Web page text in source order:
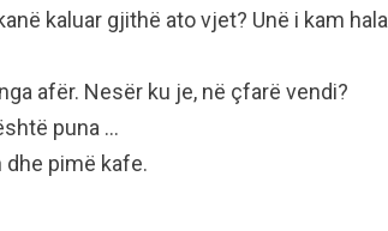
kaluar gjithë ato vjet? Unë i kam hala
afër. Nesër ku je, në çfarë vendi?
puna …
pimë kafe.